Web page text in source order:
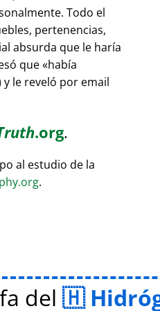
Todo el
pertenencias,
absurda que le haría
que había
le reveló por email
.org.
al estudio de la
.
del